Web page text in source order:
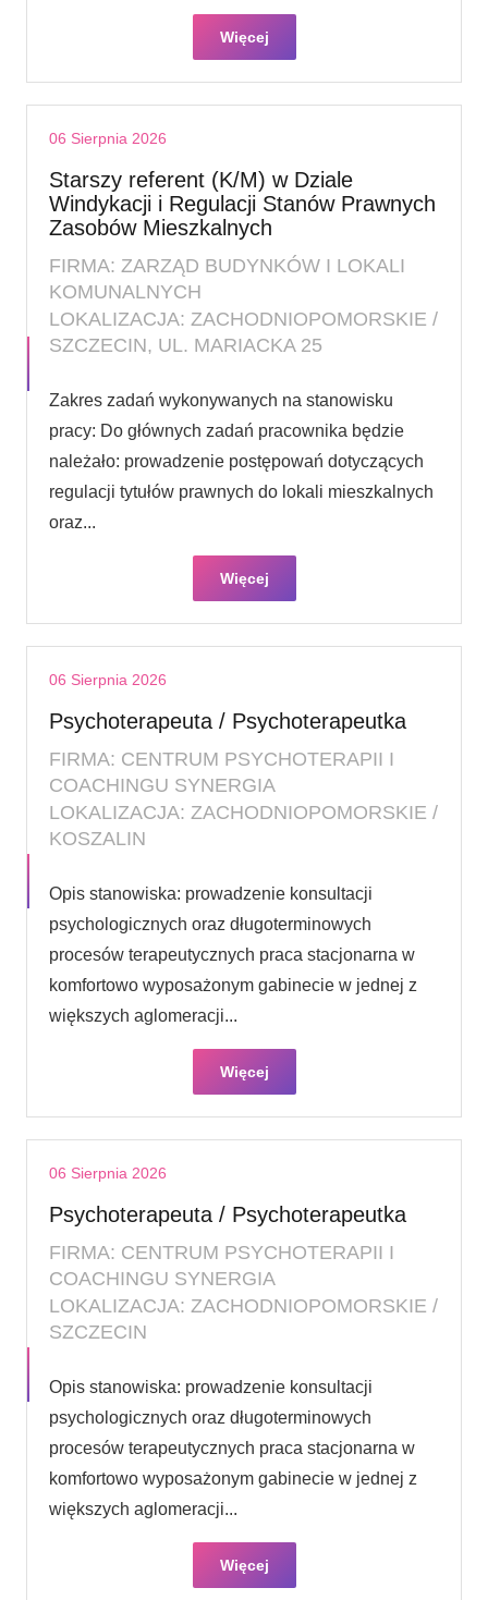
Więcej
06 Sierpnia 2026
Starszy referent (K/M) w Dziale
Windykacji i Regulacji Stanów Prawnych
Zasobów Mieszkalnych
FIRMA: ZARZĄD BUDYNKÓW I LOKALI
KOMUNALNYCH
LOKALIZACJA: ZACHODNIOPOMORSKIE /
SZCZECIN, UL. MARIACKA 25
Zakres zadań wykonywanych na stanowisku
pracy: Do głównych zadań pracownika będzie
należało: prowadzenie postępowań dotyczących
regulacji tytułów prawnych do lokali mieszkalnych
oraz...
Więcej
06 Sierpnia 2026
Psychoterapeuta / Psychoterapeutka
FIRMA: CENTRUM PSYCHOTERAPII I
COACHINGU SYNERGIA
LOKALIZACJA: ZACHODNIOPOMORSKIE /
KOSZALIN
Opis stanowiska: prowadzenie konsultacji
psychologicznych oraz długoterminowych
procesów terapeutycznych praca stacjonarna w
komfortowo wyposażonym gabinecie w jednej z
większych aglomeracji...
Więcej
06 Sierpnia 2026
Psychoterapeuta / Psychoterapeutka
FIRMA: CENTRUM PSYCHOTERAPII I
COACHINGU SYNERGIA
LOKALIZACJA: ZACHODNIOPOMORSKIE /
SZCZECIN
Opis stanowiska: prowadzenie konsultacji
psychologicznych oraz długoterminowych
procesów terapeutycznych praca stacjonarna w
komfortowo wyposażonym gabinecie w jednej z
większych aglomeracji...
Więcej